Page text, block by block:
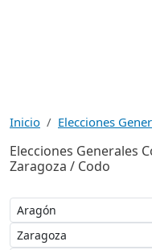
Inicio Elecciones
Elecciones Generales
Zaragoza / Codo